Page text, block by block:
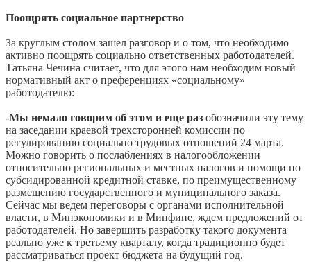
Поощрять социальное партнерство
За круглым столом зашел разговор и о том, что необходимо
активно поощрять социально ответственных работодателей.
Татьяна Чечина считает, что для этого нам необходим новый
нормативный акт о преференциях «социальному»
работодателю:
-Мы немало говорим об этом и еще раз обозначили эту тему
на заседании краевой трехсторонней комиссии по
регулированию социально трудовых отношений 24 марта.
Можно говорить о послаблениях в налогообложении
относительно региональных и местных налогов и помощи по
субсидированной кредитной ставке, по преимущественному
размещению государственного и муниципального заказа.
Сейчас мы ведем переговоры с органами исполнительной
власти, в Минэкономики и в Минфине, ждем предложений от
работодателей. Но завершить разработку такого документа
реально уже к третьему кварталу, когда традиционно будет
рассматриваться проект бюджета на будущий год.